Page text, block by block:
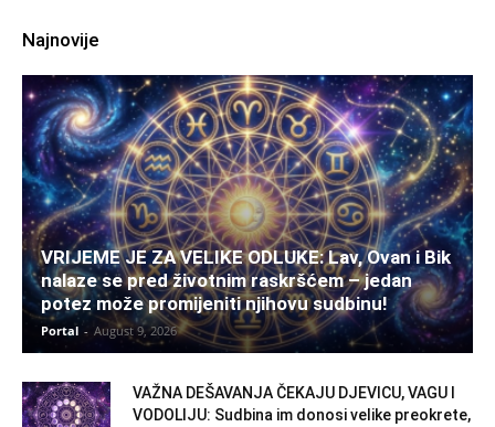
Najnovije
VRIJEME JE ZA VELIKE ODLUKE: Lav, Ovan i Bik
nalaze se pred životnim raskršćem – jedan
potez može promijeniti njihovu sudbinu!
Portal - August 9, 2026
VAŽNA DEŠAVANJA ČEKAJU DJEVICU, VAGU I
VODOLIJU: Sudbina im donosi velike preokrete,